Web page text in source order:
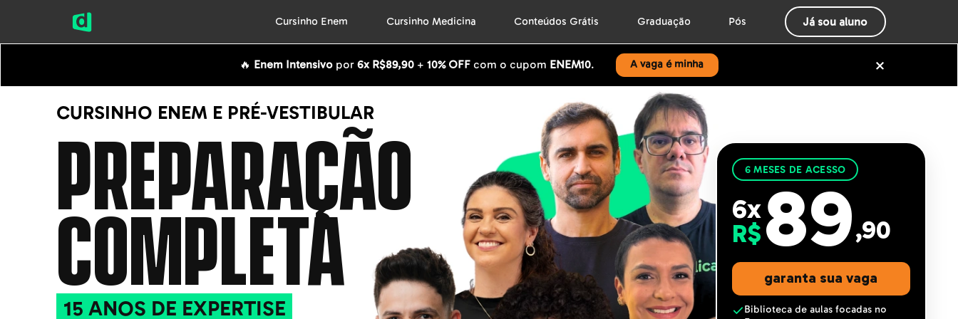
Cursinho Enem Cursinho Medicina Conteúdos Grátis Graduação Pós Já sou aluno
🔥 Enem Intensivo por6x R$89,90 +10% OFF com o cupom ENEM10. A vaga é minha
CURSINHO ENEM E PRÉ-VESTIBULAR
PREPARAÇÃO
COMPLETA
15 ANOS DE EXPERTISE
6 MESES DE ACESSO
6x
R$89,90
garanta sua vaga
Biblioteca de aulas focadas no